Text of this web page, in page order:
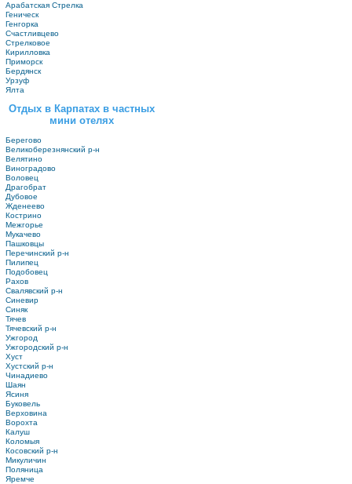
Арабатская Стрелка
Геническ
Генгорка
Счастливцево
Стрелковое
Кирилловка
Приморск
Бердянск
Урзуф
Ялта
Отдых в Карпатах в частных
мини отелях
Берегово
Великоберезнянский р-н
Велятино
Виноградово
Воловец
Драгобрат
Дубовое
Жденеево
Кострино
Межгорье
Мукачево
Пашковцы
Перечинский р-н
Пилипец
Подобовец
Рахов
Свалявский р-н
Синевир
Синяк
Тячев
Тячевский р-н
Ужгород
Ужгородский р-н
Хуст
Хустский р-н
Чинадиево
Шаян
Ясиня
Буковель
Верховина
Ворохта
Калуш
Коломыя
Косовский р-н
Микуличин
Поляница
Яремче